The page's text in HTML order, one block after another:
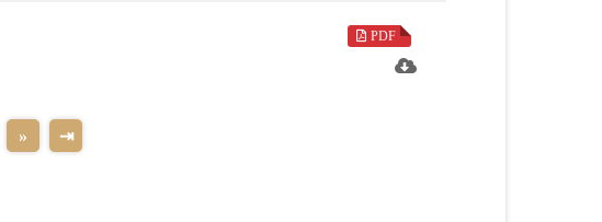
者及功德主們，由於有您們熱情的參與，才能讓這塊
PDF
» ⇥